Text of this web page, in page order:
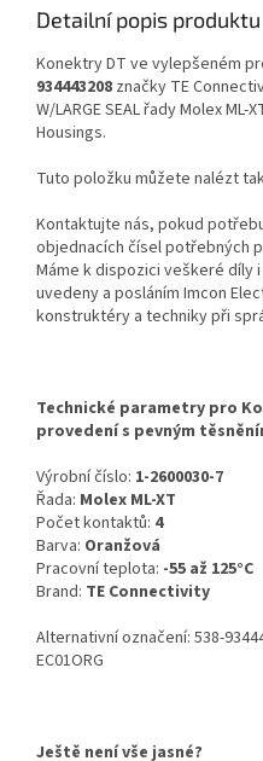
Detailní popis produktu
Konektry DT ve vylepšeném
934443208 značky TE
W/LARGE SEAL řady Molex
Housings.
Tuto položku můžete nalézt
Kontaktujte nás, pokud
objednacích čísel potřebných
Máme k dispozici veškeré díly
uvedeny a posláním Imcon
konstruktéry a techniky při
Technické parametry pro
provedení s pevným
Výrobní číslo: 1-2600030-7
Řada: Molex ML-XT
Počet kontaktů: 4
Barva: Oranžová
Pracovní teplota: -55 až 125°C
Brand: TE Connectivity
Alternativní označení: 538-
EC01ORG
Ještě není vše jasné?